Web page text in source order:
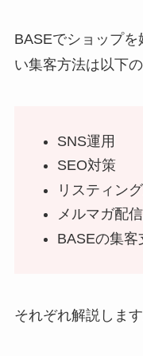
BASEでショップ
い集客方法は以下の
SNS運用
SEO対策
リスティン
メルマガ配信
BASEの集客
それぞれ解説します